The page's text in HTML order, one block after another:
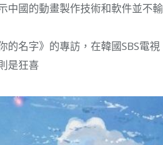
中國的動畫製作技術和軟件並不輸
名字》的專訪，在韓國SBS電視
是狂喜